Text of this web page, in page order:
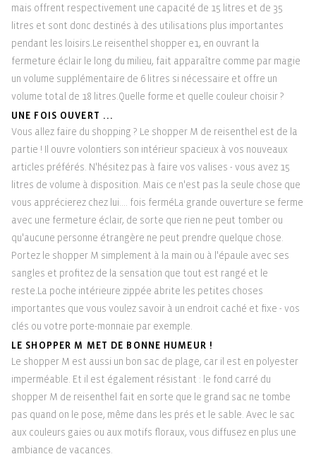
mais offrent respectivement une capacité de 15 litres et de 35
litres et sont donc destinés à des utilisations plus importantes
pendant les loisirs.Le reisenthel shopper e1, en ouvrant la
fermeture éclair le long du milieu, fait apparaître comme par magie
un volume supplémentaire de 6 litres si nécessaire et offre un
volume total de 18 litres.Quelle forme et quelle couleur choisir ?
UNE FOIS OUVERT ...
Vous allez faire du shopping ? Le shopper M de reisenthel est de la
partie ! Il ouvre volontiers son intérieur spacieux à vos nouveaux
articles préférés. N'hésitez pas à faire vos valises - vous avez 15
litres de volume à disposition. Mais ce n'est pas la seule chose que
vous apprécierez chez lui.... fois ferméLa grande ouverture se ferme
avec une fermeture éclair, de sorte que rien ne peut tomber ou
qu'aucune personne étrangère ne peut prendre quelque chose.
Portez le shopper M simplement à la main ou à l'épaule avec ses
sangles et profitez de la sensation que tout est rangé et le
reste.La poche intérieure zippée abrite les petites choses
importantes que vous voulez savoir à un endroit caché et fixe - vos
clés ou votre porte-monnaie par exemple.
LE SHOPPER M MET DE BONNE HUMEUR !
Le shopper M est aussi un bon sac de plage, car il est en polyester
imperméable. Et il est également résistant : le fond carré du
shopper M de reisenthel fait en sorte que le grand sac ne tombe
pas quand on le pose, même dans les prés et le sable. Avec le sac
aux couleurs gaies ou aux motifs floraux, vous diffusez en plus une
ambiance de vacances.